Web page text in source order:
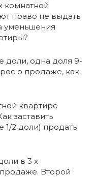
комнатной
право не выдать
уменьшения
доли, одна доля 9-
о продаже, как
квартире
заставить
1/2 доли) продать
в 3 х
Второй